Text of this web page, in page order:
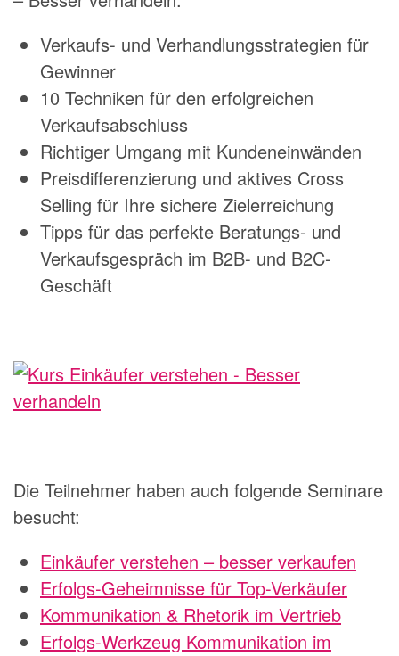
Verkaufs- und Verhandlungsstrategien für
Gewinner
10 Techniken für den erfolgreichen
Verkaufsabschluss
Richtiger Umgang mit Kundeneinwänden
Preisdifferenzierung und aktives Cross
Selling für Ihre sichere Zielerreichung
Tipps für das perfekte Beratungs- und
Verkaufsgespräch im B2B- und B2C-
Geschäft
Die Teilnehmer haben auch folgende Seminare
besucht:
Einkäufer verstehen – besser verkaufen
Erfolgs-Geheimnisse für Top-Verkäufer
Kommunikation & Rhetorik im Vertrieb
Erfolgs-Werkzeug Kommunikation im